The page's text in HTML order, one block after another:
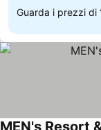
Guarda i prezzi di
MEN's Resort